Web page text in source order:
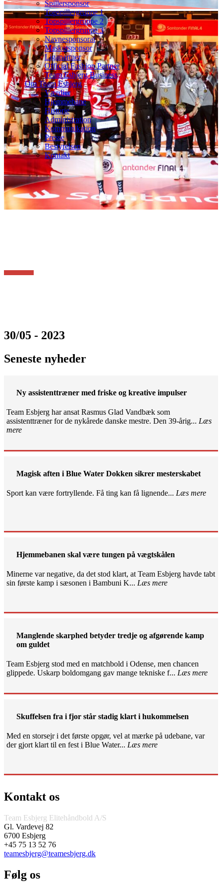
Spillersponsor
Topspillergruppe 1
Topspillergruppe 2
Topspillergruppe 3
Navnesponsorat
Maskotsponsor
Ligapartner
Official Fashion Partner
Team Esbjerg Business
Om Team Esbjerg
Værdier
Hjemmebane
Historie
Administration
Kommunikation
Presse
Bestyrelsen
Kontakt
30/05 - 2023
Seneste nyheder
Ny assistenttræner med friske og kreative impulser
Team Esbjerg har ansat Rasmus Glad Vandbæk som
assistenttræner for de nykårede danske mestre. Den 39-årig... Læs
mere
Magisk aften i Blue Water Dokken sikrer mesterskabet
Sport kan være fortryllende. Få ting kan få lignende... Læs mere
Hjemmebanen skal være tungen på vægtskålen
Minerne var negative, da det stod klart, at Team Esbjerg havde tabt
sin første kamp i sæsonen i Bambuni K... Læs mere
Manglende skarphed betyder tredje og afgørende kamp
om guldet
Team Esbjerg stod med en matchbold i Odense, men chancen
glippede. Uskarp boldomgang gav mange tekniske f... Læs mere
Skuffelsen fra i fjor står stadig klart i hukommelsen
Med en storsejr i det første opgør, vel at mærke på udebane, var
der gjort klart til en fest i Blue Water... Læs mere
Kontakt os
Team Esbjerg Elitehåndbold A/S
Gl. Vardevej 82
6700 Esbjerg
+45 75 13 52 76
teamesbjerg@teamesbjerg.dk
Følg os